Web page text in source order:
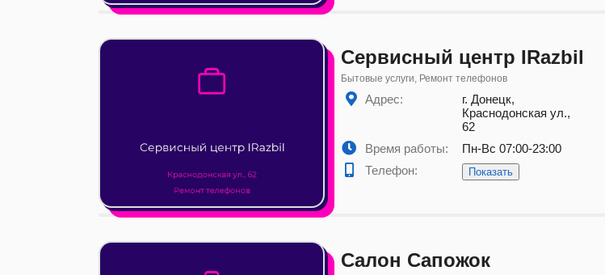
Сервисный центр IRazbil
Бытовые услуги, Ремонт телефонов
Адрес:
г. Донецк,
Краснодонская ул.,
62
Время работы:
Пн-Вс 07:00-23:00
Телефон:
Показать
Салон Сапожок